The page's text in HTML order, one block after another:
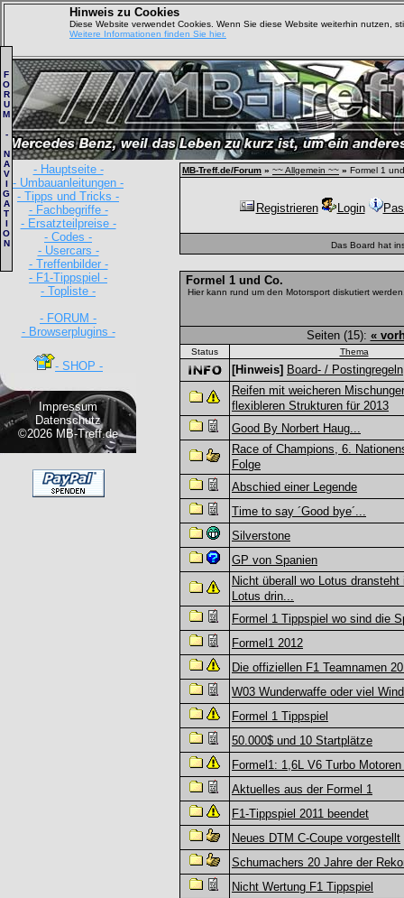
Hinweis zu Cookies
Diese Website verwendet Cookies. Wenn Sie diese Website weiterhin nutzen,
Weitere Informationen finden Sie hier.
- Hauptseite -
- Umbauanleitungen -
- Tipps und Tricks -
- Fachbegriffe -
- Ersatzteilpreise -
- Codes -
- Usercars -
- Treffenbilder -
- F1-Tippspiel -
- Topliste -
- FORUM -
- Browserplugins -
- SHOP -
Impressum
Datenschutz
©2026 MB-Treff.de
F
O
R
U
M
-
N
A
V
I
G
A
T
I
O
N
MB-Treff.de/Forum » ~~ Allgemein ~~ » Formel 1
Registrieren Login
Das Board hat
Formel 1 und Co.
Hier kann rund um den Motorsport diskutiert
Seiten (15): «
Status Thema
[Hinweis] Board- / Postingregeln
Reifen mit weicheren
flexibleren Strukturen für 2013
Good By Norbert Haug...
Race of Champions, 6.
Folge
Abschied einer Legende
Time to say ´Good bye´...
Silverstone
GP von Spanien
Nicht überall wo Lotus dransteht
Lotus drin...
Formel 1 Tippspiel wo sind die
Formel1 2012
Die offiziellen F1 Teamnamen
W03 Wunderwaffe oder viel
Formel 1 Tippspiel
50.000$ und 10 Startplätze
Formel1: 1,6L V6 Turbo
Aktuelles aus der Formel 1
F1-Tippspiel 2011 beendet
Neues DTM C-Coupe vorgestellt
Schumachers 20 Jahre der
Nicht Wertung F1 Tippspiel